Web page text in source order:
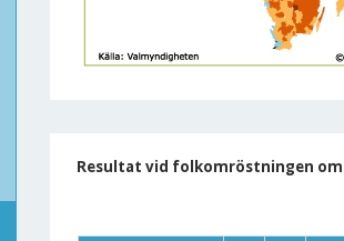
Resultat vid folkomröstningen om